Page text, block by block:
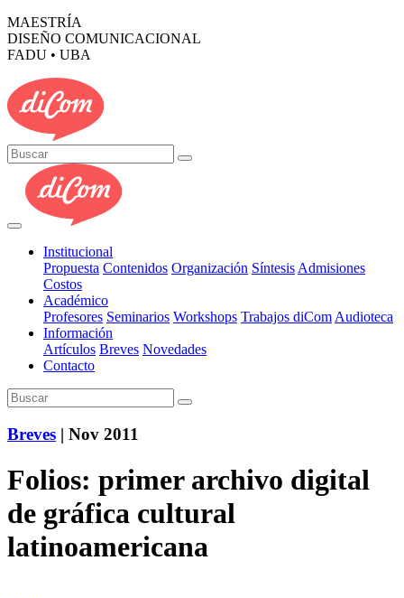
MAESTRÍA
DISEÑO COMUNICACIONAL
FADU • UBA
Institucional
Propuesta Contenidos Organización Síntesis Admisiones
Costos
Académico
Profesores Seminarios Workshops Trabajos diCom Audioteca
Información
Artículos Breves Novedades
Contacto
Breves | Nov 2011
Folios: primer archivo digital
de gráfica cultural
latinoamericana